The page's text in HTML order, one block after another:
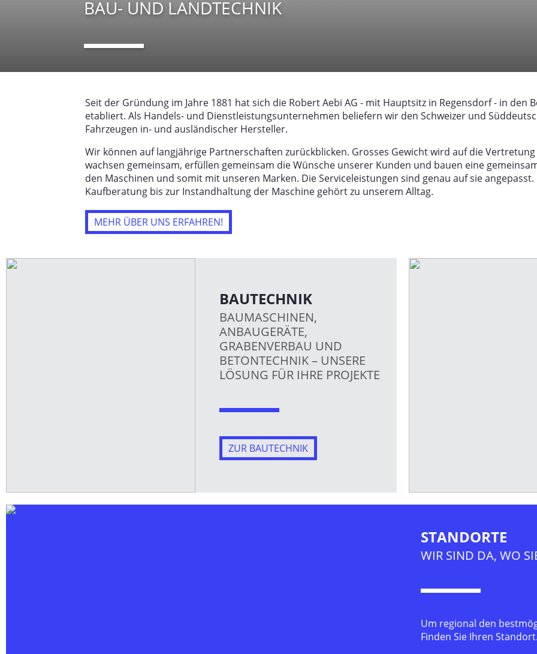
BAU- UND LANDTECHNIK
Seit der Gründung im Jahre 1881 hat sich die Robert Aebi AG - mit Hauptsitz in Regensdorf - in den
etabliert. Als Handels- und Dienstleistungsunternehmen beliefern wir den Schweizer und
Fahrzeugen in- und ausländischer Hersteller.
Wir können auf langjährige Partnerschaften zurückblicken. Grosses Gewicht wird auf die
wachsen gemeinsam, erfüllen gemeinsam die Wünsche unserer Kunden und bauen eine
den Maschinen und somit mit unseren Marken. Die Serviceleistungen sind genau auf sie
Kaufberatung bis zur Instandhaltung der Maschine gehört zu unserem Alltag.
MEHR ÜBER UNS ERFAHREN!
BAUTECHNIK
BAUMASCHINEN,
ANBAUGERÄTE,
GRABENVERBAU UND
BETONTECHNIK – UNSERE
LÖSUNG FÜR IHRE PROJEKTE
ZUR BAUTECHNIK
STANDORTE
WIR SIND DA, WO
Um regional den
Finden Sie Ihren Standort.